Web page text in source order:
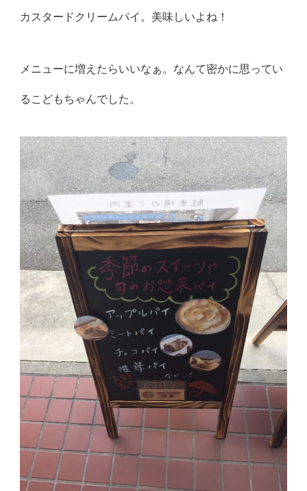
カスタードクリームパイ。美味しいよね！
メニューに増えたらいいなぁ。なんて密かに思ってい
るこどもちゃんでした。